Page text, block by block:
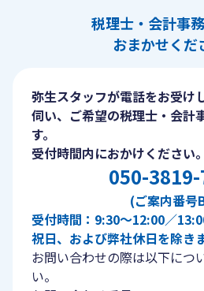
税理士・会計事
おまかせくだ
弥生スタッフが電話をお受け
伺い、ご希望の税理士・会計
す。
受付時間内におかけください。
050-
(ご案内番号
受付時間：9:30〜12:00／
祝日、および弊社休日を除きま
お問い合わせの際は以下につ
い。